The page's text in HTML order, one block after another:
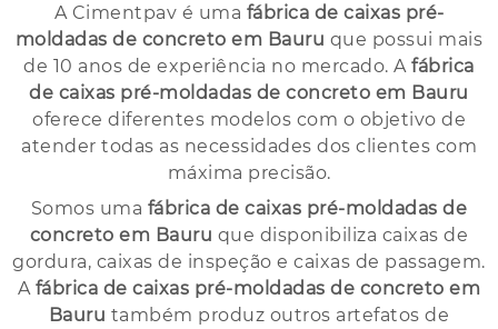
A Cimentpav é uma fábrica de caixas pré-
moldadas de concreto em Bauru que possui mais
de 10 anos de experiência no mercado. Afábrica
de caixas pré-moldadas de concreto em Bauru
oferece diferentes modelos com o objetivo de
atender todas as necessidades dos clientes com
máxima precisão.
Somos uma fábrica de caixas pré-moldadas de
concreto em Bauru que disponibiliza caixas de
gordura, caixas de inspeção e caixas de passagem.
A fábrica de caixas pré-moldadas de concreto em
Bauru também produz outros artefatos de